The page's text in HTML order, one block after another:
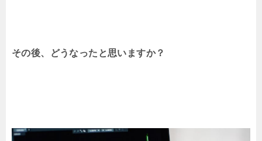
その後、どうなったと思いますか？